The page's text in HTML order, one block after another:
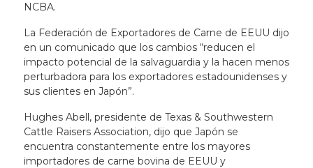
NCBA.
La Federación de Exportadores de Carne de EEUU dijo
en un comunicado que los cambios “reducen el
impacto potencial de la salvaguardia y la hacen menos
perturbadora para los exportadores estadounidenses y
sus clientes en Japón”.
Hughes Abell, presidente de Texas & Southwestern
Cattle Raisers Association, dijo que Japón se
encuentra constantemente entre los mayores
importadores de carne bovina de EEUU y